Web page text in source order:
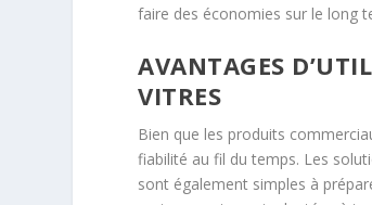
faire des économies sur le long
AVANTAGES
VITRES
Bien que les produits
fiabilité au fil du temps. Les
sont également simples à